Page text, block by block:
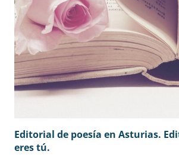
Editorial de poesía en Asturias.
eres tú.